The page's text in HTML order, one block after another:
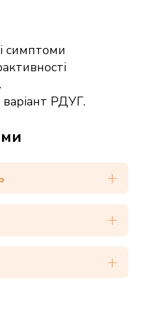
симптоми
РДУГ.